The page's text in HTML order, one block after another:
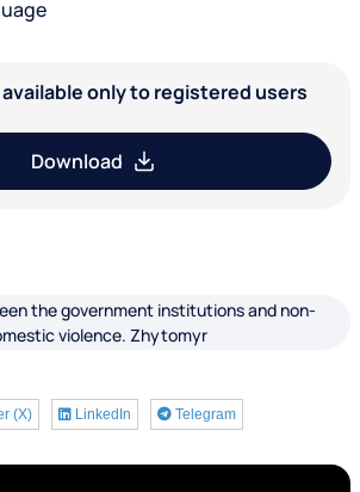
only to registered users
Download
the government institutions and non-
violence. Zhytomyr
(X) LinkedIn Telegram